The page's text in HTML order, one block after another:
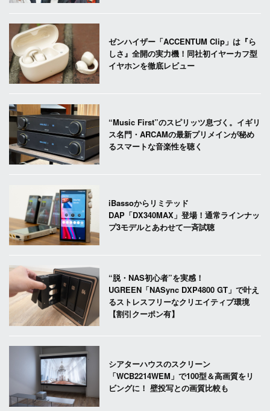
ゼンハイザー「ACCENTUM Clip」は『ら
しさ』全開の実力機！同社初イヤーカフ型
イヤホンを徹底レビュー
“Music First”のスピリッツ息づく。イギリ
ス名門・ARCAMの最新プリメインが秘め
るスマートな音楽性を聴く
iBassoからリミテッド
DAP「DX340MAX」登場！通常ラインナッ
プ3モデルとあわせて一斉試聴
“脱・NAS初心者”を実感！
UGREEN「NASync DXP4800 GT」で叶え
るストレスフリーなクリエイティブ環境
【割引クーポン有】
シアターハウスのスクリーン
「WCB2214WEM」で100型＆高画質をリ
ビングに！ 壁投写との画質比較も